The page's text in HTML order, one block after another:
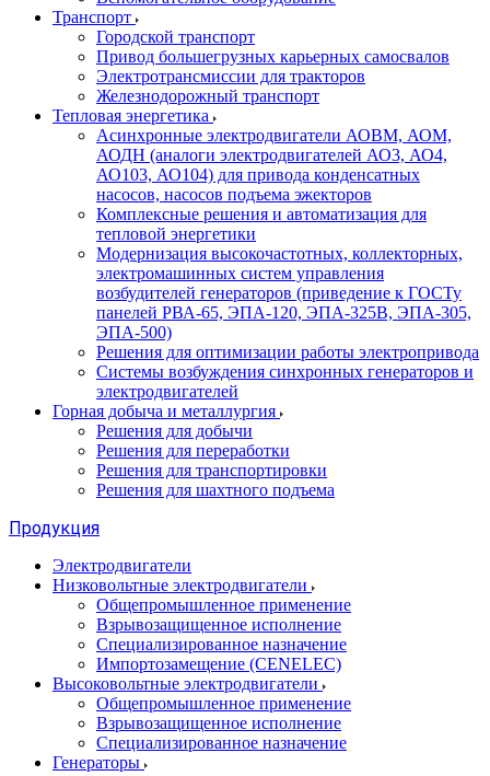
Транспорт
Городской транспорт
Привод большегрузных карьерных самосвалов
Электротрансмиссии для тракторов
Железнодорожный транспорт
Тепловая энергетика
Асинхронные электродвигатели АОВМ, АОМ,
АОДН (аналоги электродвигателей АО3, АО4,
АО103, АО104) для привода конденсатных
насосов, насосов подъема эжекторов
Комплексные решения и автоматизация для
тепловой энергетики
Модернизация высокочастотных, коллекторных,
электромашинных систем управления
возбудителей генераторов (приведение к ГОСТу
панелей РВА-65, ЭПА-120, ЭПА-325В, ЭПА-305,
ЭПА-500)
Решения для оптимизации работы электропривода
Системы возбуждения синхронных генераторов и
электродвигателей
Горная добыча и металлургия
Решения для добычи
Решения для переработки
Решения для транспортировки
Решения для шахтного подъема
Продукция
Электродвигатели
Низковольтные электродвигатели
Общепромышленное применение
Взрывозащищенное исполнение
Специализированное назначение
Импортозамещение (CENELEC)
Высоковольтные электродвигатели
Общепромышленное применение
Взрывозащищенное исполнение
Специализированное назначение
Генераторы